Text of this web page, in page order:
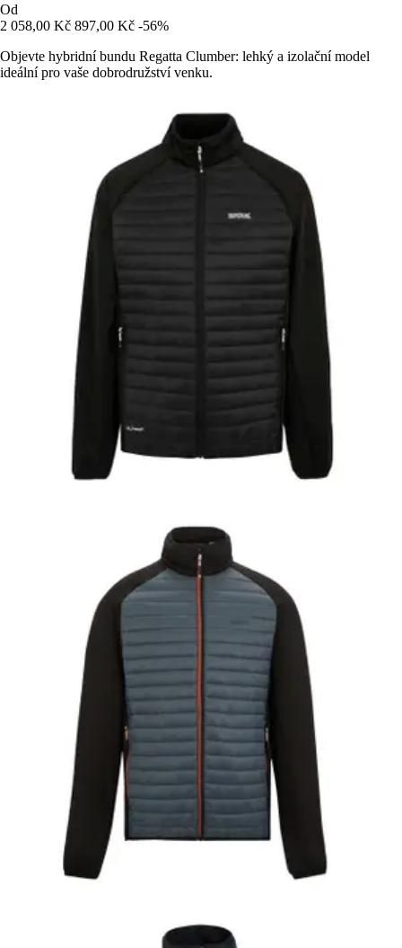
Od
2 058,00 Kč 897,00 Kč -56%
Objevte hybridní bundu Regatta Clumber: lehký a izolační model
ideální pro vaše dobrodružství venku.